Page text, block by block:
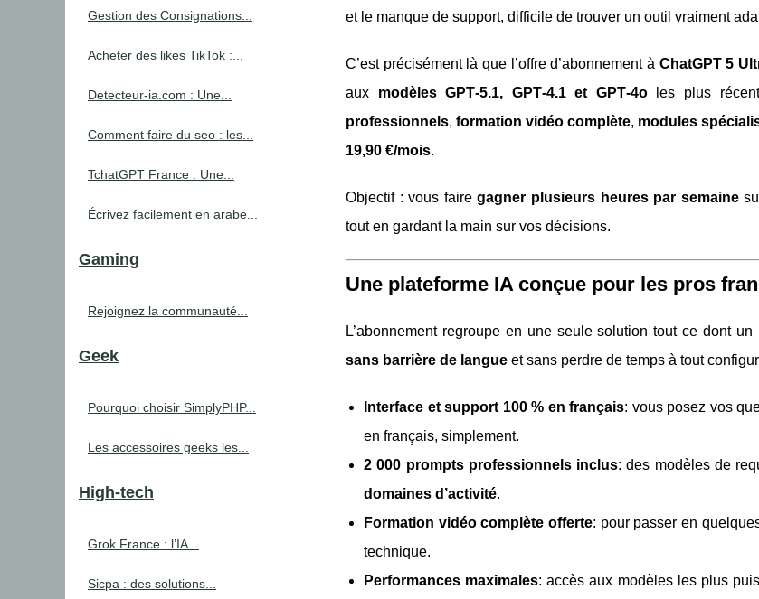
et le manque de support, difficile de trouver un outil vraiment
C’est précisément là que l’offre d’abonnement à ChatGPT 5
aux modèles GPT‑5.1, GPT‑4.1 et GPT‑4oles plus
professionnels, formation vidéo complète, modules
19,90 €/mois.
Objectif : vous fairegagner plusieurs heures par semaine
tout en gardant la main sur vos décisions.
Une plateforme IA conçue pour les pros
L’abonnement regroupe en une seule solution tout ce dont
sans barrière de langue et sans perdre de temps à tout
Interface et support 100 % en français: vous posez vos
en français, simplement.
2 000 prompts professionnels inclus: des modèles de
domaines d’activité.
Formation vidéo complète offerte: pour passer en
technique.
Performances maximales: accès aux modèles les plus
Gestion des Consignations...
Acheter des likes TikTok :...
Detecteur-ia.com : Une...
Comment faire du seo : les...
TchatGPT France : Une...
Écrivez facilement en arabe...
Gaming
Rejoignez la communauté...
Geek
Pourquoi choisir SimplyPHP...
Les accessoires geeks les...
High-tech
Grok France : l’IA...
Sicpa : des solutions...